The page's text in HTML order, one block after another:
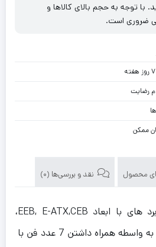
با توجه به حجم بالای کالاها و
ضروری است.
رضایت
ممکن
محصول نقد و بررسی‌ها (0)
قابلیت نصب انواع مادربرد های با ابعاد EEB, E-ATX,CEB،
سیستم کولینگ کم نظیر به واسطه همراه داشتن 7 عدد فن با